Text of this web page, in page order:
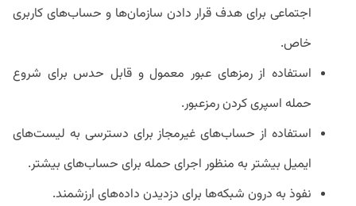
اجتماعی برای هدف قرار دادن سازمان‌ها و حساب‌های کاربری
خاص.
استفاده از رمزهای عبور معمول و قابل حدس برای شروع
حمله اسپری کردن رمزعبور.
استفاده از حساب‌های غیرمجاز برای دسترسی به لیست‌های
ایمیل بیشتر به منظور اجرای حمله برای حساب‌های بیشتر.
نفوذ به درون شبکه‌ها برای دزدیدن داده‌های ارزشمند.